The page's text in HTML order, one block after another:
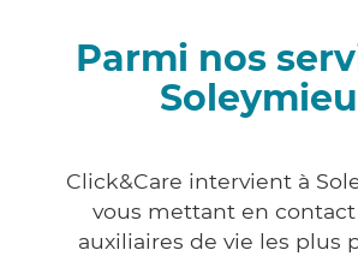
Parmi nos
Click&Care intervient à
vous mettant en contact
auxiliaires de vie les plus